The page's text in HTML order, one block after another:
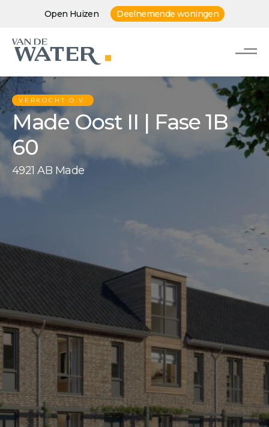
Open Huizen Deelnemende woningen
VERKOCHT O.V.
Made Oost II | Fase 1B
60
4921 AB Made